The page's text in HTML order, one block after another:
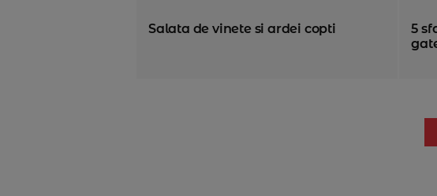
Salata de vinete si ardei copti
5